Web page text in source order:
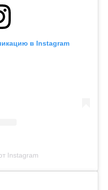
в Instagram
Instagram